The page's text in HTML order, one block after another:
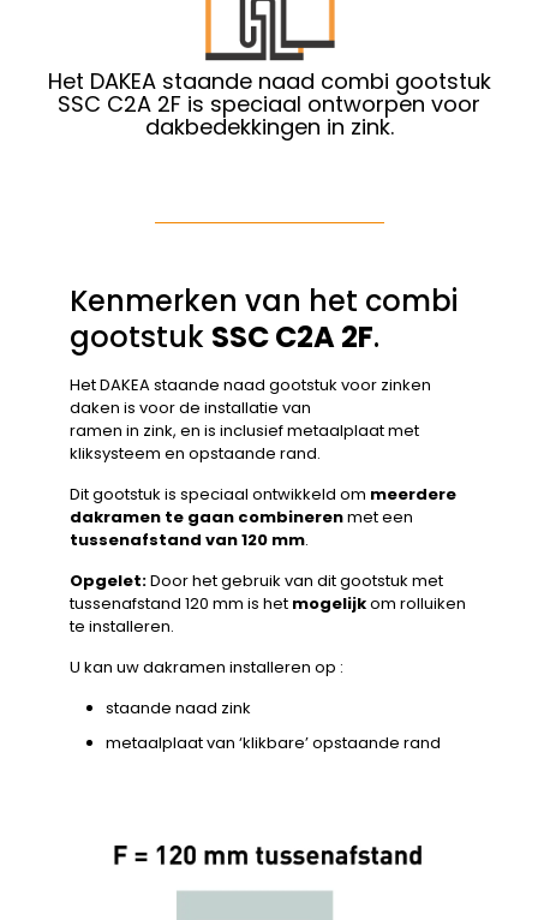
Het DAKEA staande naad combi gootstuk
SSC C2A 2F is speciaal ontworpen voor
dakbedekkingen in zink.
Kenmerken van het combi
gootstuk SSC C2A 2F.
Het DAKEA staande naad gootstuk voor zinken
daken is voor de installatie van
ramen in zink, en is inclusief metaalplaat met
kliksysteem en opstaande rand.
Dit gootstuk is speciaal ontwikkeld om meerdere
dakramen te gaan combinerenmet een
tussenafstand van 120 mm.
Opgelet:Door het gebruik van dit gootstuk met
tussenafstand 120 mm is het mogelijkom rolluiken
te installeren.
U kan uw dakramen installeren op :
staande naad zink
metaalplaat van ‘klikbare’ opstaande rand